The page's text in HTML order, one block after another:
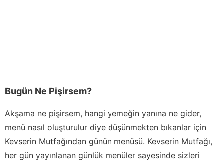
Bugün Ne Pişirsem?
Akşama ne pişirsem, hangi yemeğin yanına ne gider,
menü nasıl oluşturulur diye düşünmekten bıkanlar için
Kevserin Mutfağından günün menüsü. Kevserin Mutfağı,
her gün yayınlanan günlük menüler sayesinde sizleri